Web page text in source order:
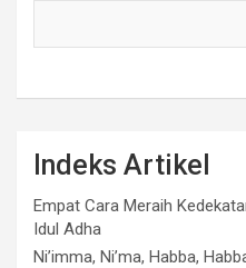
Indeks Artikel
Empat Cara Meraih
Idul Adha
Ni’imma, Ni’ma, Habba,